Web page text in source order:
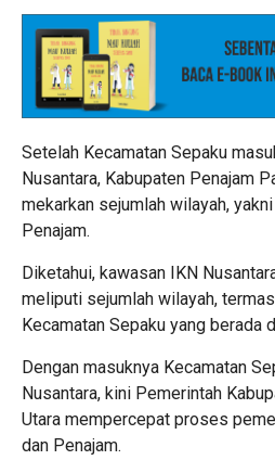
Setelah Kecamatan Sepaku
Nusantara, Kabupaten Penajam
mekarkan sejumlah wilayah,
Penajam.
Diketahui, kawasan IKN
meliputi sejumlah wilayah,
Kecamatan Sepaku yang berada
Dengan masuknya Kecamatan
Nusantara, kini Pemerintah
Utara mempercepat proses
dan Penajam.